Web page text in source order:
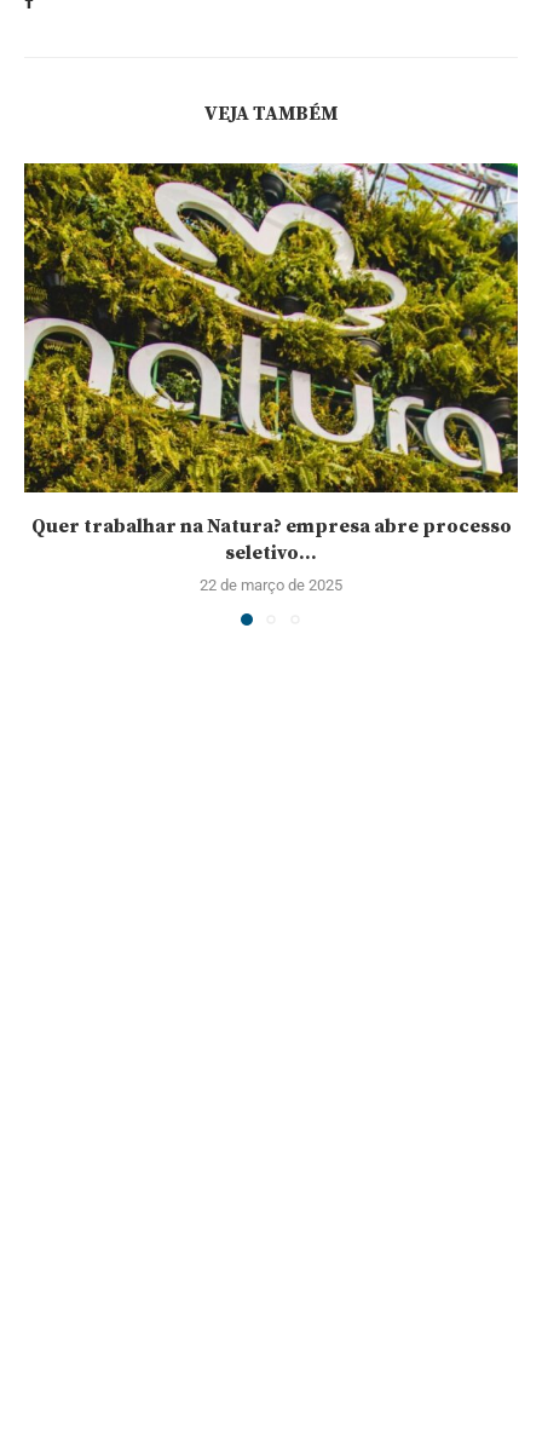
VEJA TAMBÉM
Quer trabalhar na Natura? empresa abre processo
seletivo...
22 de março de 2025